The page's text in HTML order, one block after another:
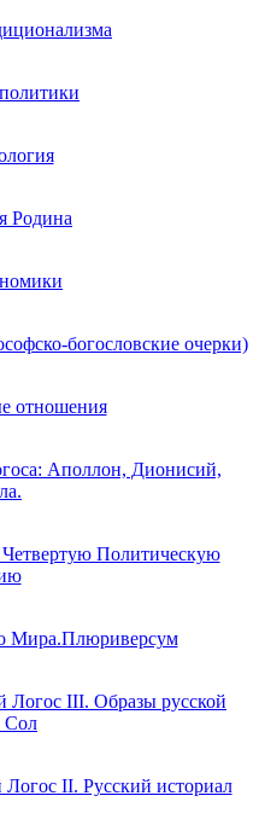
Родина
богословские очерки)
отношения
Аполлон, Дионисий,
Политическую
Мира.Плюриверсум
Логос III. Образы русской
Сол
II. Русский историал